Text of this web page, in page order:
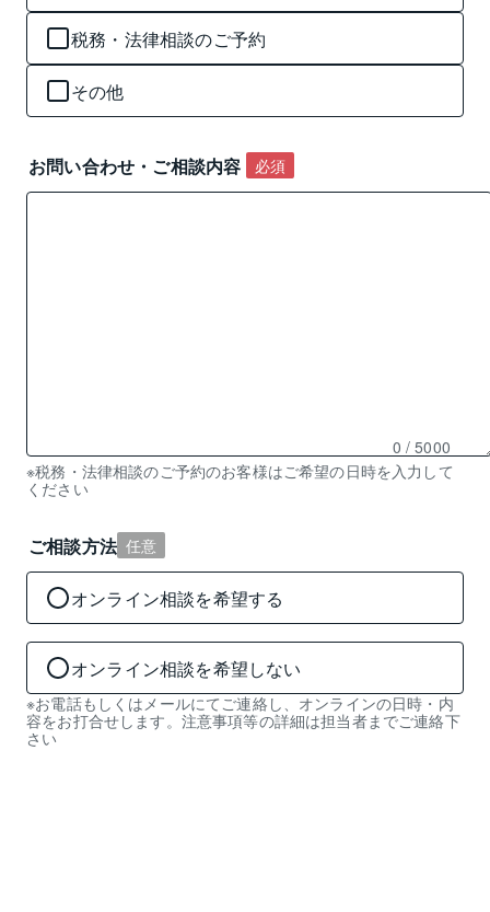
税務・法律相談のご予約
その他
必須
残
り
文
字
力
可
0 / 5000
※税務・法律相談のご予約のお客様はご希望の日時を入力して
ください
ご相談方法 任意
オンライン相談を希望する
オンライン相談を希望しない
※お電話もしくはメールにてご連絡し、オンラインの日時・内
容をお打合せします。注意事項等の詳細は担当者までご連絡下
さい